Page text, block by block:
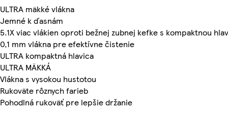
ULTRA mäkké vlákna
Jemné k ďasnám
5.1X viac vlákien oproti bežnej zubnej kefke s kompaktnou
0,1 mm vlákna pre efektívne čistenie
ULTRA kompaktná hlavica
ULTRA MÄKKÁ
Vlákna s vysokou hustotou
Rukoväte rôznych farieb
Pohodlná rukoväť pre lepšie držanie